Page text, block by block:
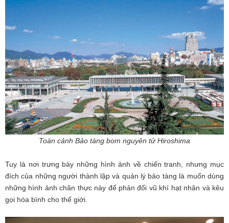
Toàn cảnh Bảo tàng bom nguyên tử Hiroshima
Tuy là nơi trưng bày những hình ảnh về chiến tranh, nhưng mục
đích của những người thành lập và quản lý bảo tàng là muốn dùng
những hình ảnh chân thực này để phản đối vũ khí hạt nhân và kêu
gọi hòa bình cho thế giới.